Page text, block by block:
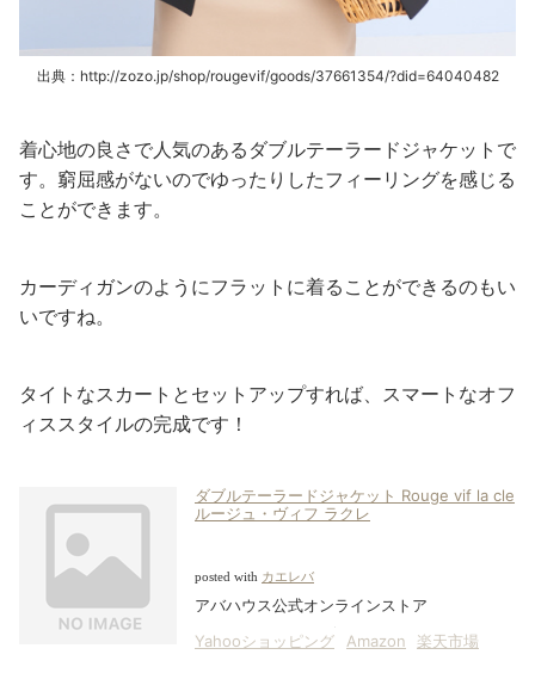
出典：http://zozo.jp/shop/rougevif/goods/37661354/?did=64040482
着心地の良さで人気のあるダブルテーラードジャケットで
す。窮屈感がないのでゆったりしたフィーリングを感じる
ことができます。
カーディガンのようにフラットに着ることができるのもい
いですね。
タイトなスカートとセットアップすれば、スマートなオフ
ィススタイルの完成です！
ダブルテーラードジャケット Rouge vif la cle
ルージュ・ヴィフ ラクレ
posted with カエレバ
アバハウス公式オンラインストア
Yahooショッピング
Amazon 楽天市場